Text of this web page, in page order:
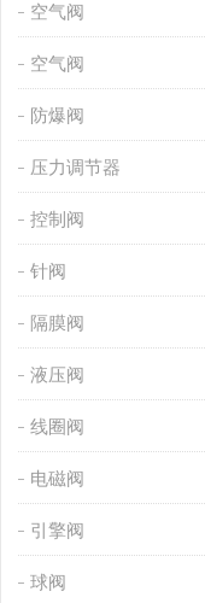
空气阀
空气阀
防爆阀
压力调节器
控制阀
针阀
隔膜阀
液压阀
线圈阀
电磁阀
引擎阀
球阀